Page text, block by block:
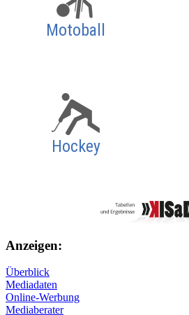
Motoball
Hockey
Anzeigen:
Überblick
Mediadaten
Online-Werbung
Mediaberater